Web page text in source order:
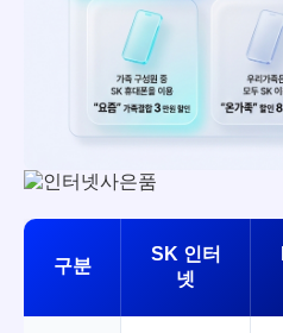
구분
SK 인터
넷